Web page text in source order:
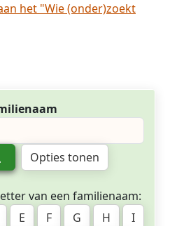
het "Wie (onder)zoekt
Opties tonen
van een familienaam:
E F G H
I